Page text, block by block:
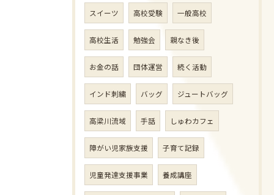
スイーツ 高校受験 一般高校
高校生活 勉強会 親なき後
お金の話 団体運営 続く活動
インド刺繍 バッグ ジュートバッグ
高梁川流域 手話 しゅわカフェ
障がい児家族支援 子育て記録
児童発達支援事業 養成講座